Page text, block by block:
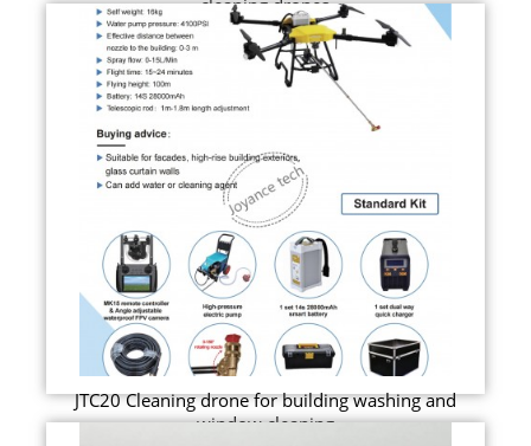
JTC20 Cleaning drone for building washing and
window cleaning